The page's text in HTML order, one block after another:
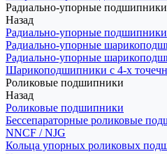
Радиально-упорные подшипники
Назад
Радиально-упорные подшипники
Радиально-упорные
Радиально-упорные
Шарикоподшипники с 4-х
Роликовые подшипники
Назад
Роликовые подшипники
Бессепараторные роликовые
NNCF / NJG
Кольца упорных роликовых